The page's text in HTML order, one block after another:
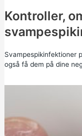
Kontroller,
Svampespikinfektioner
også få dem på dine